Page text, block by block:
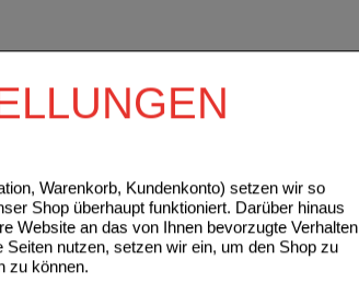
Warenkorb, Kundenkonto) setzen wir so
Shop überhaupt funktioniert. Darüber hinaus
Website an das von Ihnen bevorzugte Verhalten
nutzen, setzen wir ein, um den Shop zu
zu können.